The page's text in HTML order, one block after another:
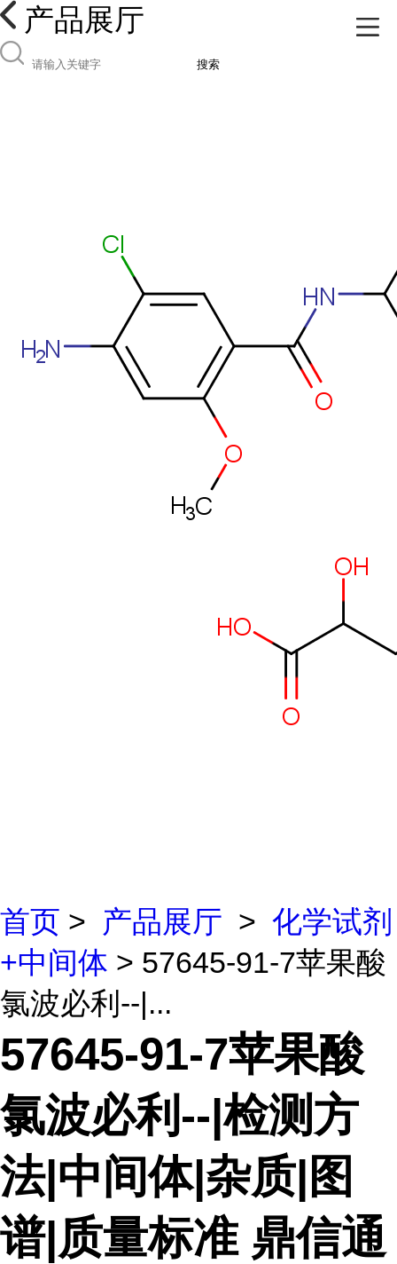
产品展厅
搜索
首页 > 产品展厅 > 化学试剂
+中间体 > 57645-91-7苹果酸
氯波必利--|...
57645-91-7苹果酸
氯波必利--|检测方
法|中间体|杂质|图
谱|质量标准 鼎信通